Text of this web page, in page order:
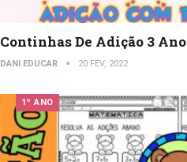
Continhas De Adição 3 Ano
DANI EDUCAR 20 FEV, 2022
1º ANO